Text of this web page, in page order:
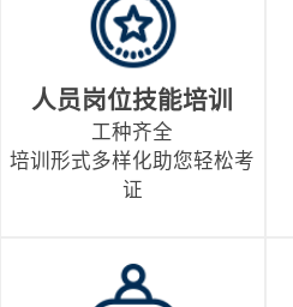
人员岗位技能培训
工种齐全
培训形式多样化助您轻松考
证